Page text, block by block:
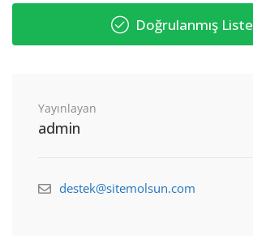
Doğrulanmış Liste
Yayınlayan
admin
destek@sitemolsun.com